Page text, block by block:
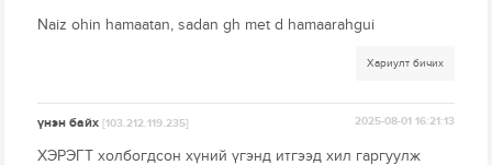
Naiz ohin hamaatan, sadan gh met d hamaarahgui
Хариулт бичих
үнэн байх[103.212.119.235] 2025-08-01 16:21:13
ХЭРЭГТ холбогдсон хүний үгэнд итгээд хил гаргуулж